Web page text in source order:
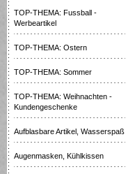
TOP-THEMA: Fussball -
Werbeartikel
TOP-THEMA: Ostern
TOP-THEMA: Sommer
TOP-THEMA: Weihnachten -
Kundengeschenke
Aufblasbare Artikel, Wasserspaß
Augenmasken, Kühlkissen